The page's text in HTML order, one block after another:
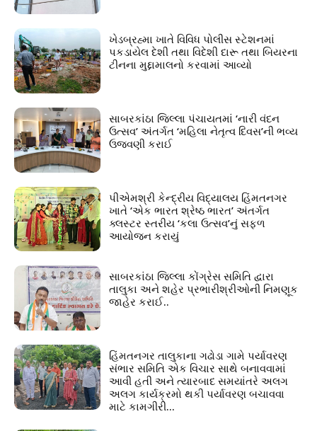
ખેડબ્રહ્મા ખાતે વિવિધ પોલીસ સ્ટેશનમાં
પકડાયેલ દેશી તથા વિદેશી દારૂ તથા બિયરના
ટીનના મુદ્દામાલનો કરવામાં આવ્યો
સાબરકાંઠા જિલ્લા પંચાયતમાં ‘નારી વંદન
ઉત્સવ’ અંતર્ગત ‘મહિલા નેતૃત્વ દિવસ’ની ભવ્ય
ઉજવણી કરાઈ
પીએમશ્રી કેન્દ્રીય વિદ્યાલય હિંમતનગર
ખાતે ‘એક ભારત શ્રેષ્ઠ ભારત’ અંતર્ગત
ક્લસ્ટર સ્તરીય ‘કલા ઉત્સવ’નું સફળ
આયોજન કરાયું
સાબરકાંઠા જિલ્લા કોંગ્રેસ સમિતિ દ્વારા
તાલુકા અને શહેર પ્રભારીશ્રીઓની નિમણૂક
જાહેર કરાઈ..
હિંમતનગર તાલુકાના ગઢોડા ગામે પર્યાવરણ
સંભાર સમિતિ એક વિચાર સાથે બનાવવામાં
આવી હતી અને ત્યારબાદ સમયાંતરે અલગ
અલગ કાર્યક્રમો થકી પર્યાવરણ બચાવવા
માટે કામગીરી...